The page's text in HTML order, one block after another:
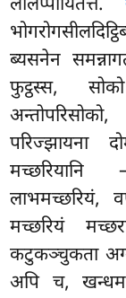
लालप्पायितत्तं.
ब्यसनेन
फुट्ठस्स,
परिज्झायना
लाभमच्छरियं,
मच्छरियं
कटुकञ्चुकता
अपि च,